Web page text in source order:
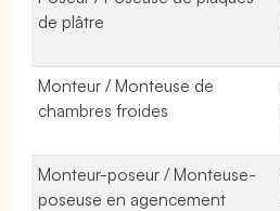
de plâtre
Monteur / Monteuse de
chambres froides
Monteur-poseur / Monteuse-
poseuse en agencement